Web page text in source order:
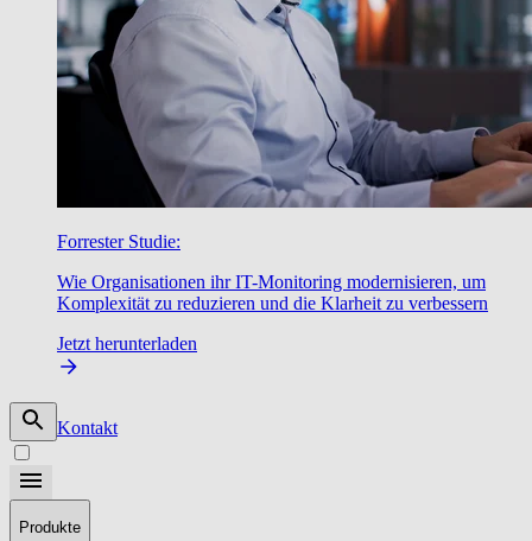
Forrester Studie:
Wie Organisationen ihr IT-Monitoring modernisieren, um
Komplexität zu reduzieren und die Klarheit zu verbessern
Jetzt herunterladen
Kontakt
Produkte